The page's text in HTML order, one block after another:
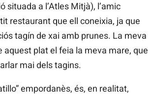
situada a l’Atles Mitjà), l’amic
restaurant que ell coneixia, ja que
tagín de xai amb prunes. La meva
plat el feia la meva mare, que
mai dels tagins.
empordanès, és, en realitat,